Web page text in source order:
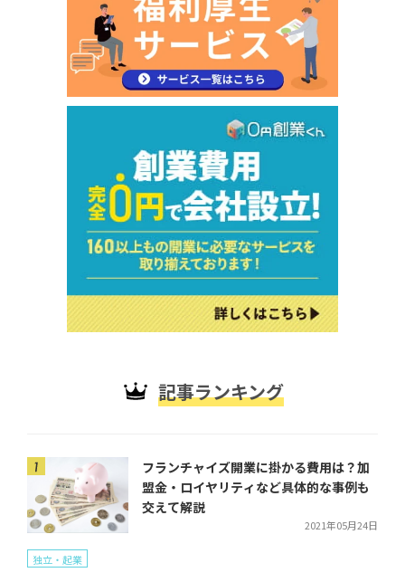
記事ランキング
フランチャイズ開業に掛かる費用は？加
盟金・ロイヤリティなど具体的な事例も
交えて解説
2021年05月24日
独立・起業